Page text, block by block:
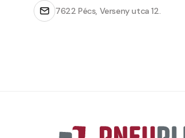
7622 Pécs, Verseny utca 12.